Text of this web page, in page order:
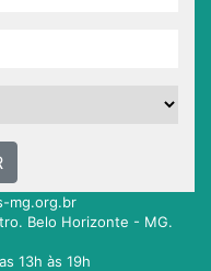
mg.org.br
Belo Horizonte - MG.
13h às 19h